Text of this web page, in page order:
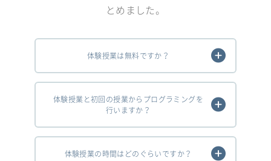
とめました。
体験授業は無料ですか？
体験授業と初回の授業からプログラミングを
行いますか？
体験授業の時間はどのぐらいですか？